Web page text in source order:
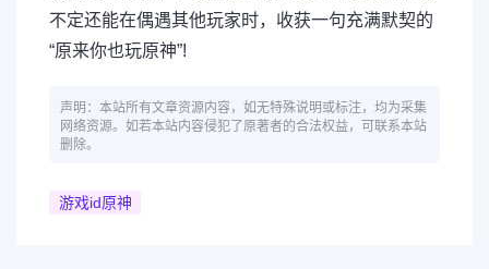
不定还能在偶遇其他玩家时，收获一句充满默契的
“原来你也玩原神”!
声明：本站所有文章资源内容，如无特殊说明或标注，均为采集
网络资源。如若本站内容侵犯了原著者的合法权益，可联系本站
删除。
游戏id原神